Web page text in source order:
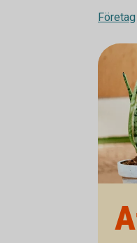
Företag